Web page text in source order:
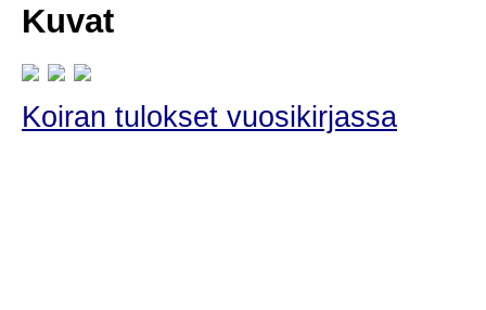
Kuvat
Koiran tulokset vuosikirjassa